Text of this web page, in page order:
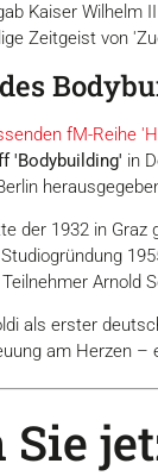
Kaiser Wilhelm
Zeitgeist von
fM-Reihe
'Bodybuilding' in
der 1932 in
Arnold
als erster
am Herzen
Sie